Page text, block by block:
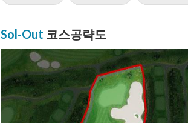
Sol-Out 코스공략도